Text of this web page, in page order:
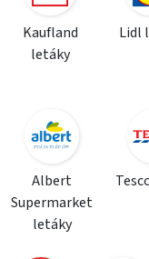
Kaufland
letáky
Lidl
Albert
Supermarket
letáky